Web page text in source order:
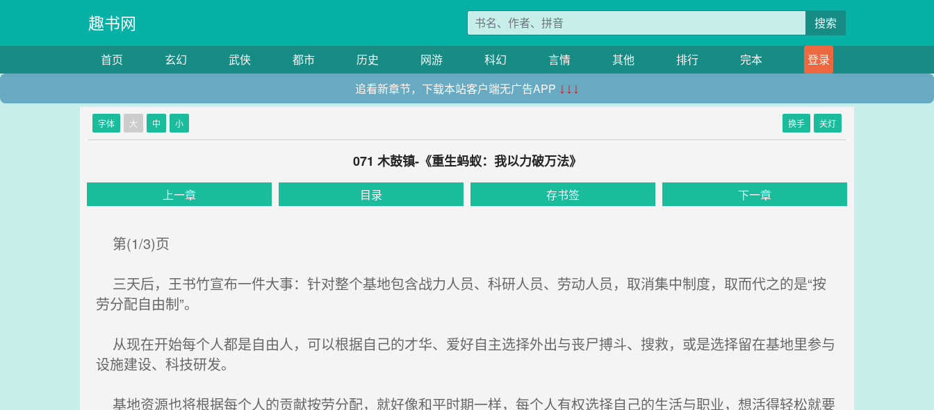
趣书网 搜索
首页 玄幻 武侠 都市 历史 网游 科幻 言情 其他 排行 完本
登录
追看新章节，下载本站客户端无广告APP ↓↓↓
字体 大 中 小 换手 关灯
071 木鼓镇-《重生蚂蚁：我以力破万法》
上一章 目录 存书签 下一章
第(1/3)页
三天后，王书竹宣布一件大事：针对整个基地包含战力人员、科研人员、劳动人员，取消集中制度，取而代之的是“按
劳分配自由制”。
从现在开始每个人都是自由人，可以根据自己的才华、爱好自主选择外出与丧尸搏斗、搜救，或是选择留在基地里参与
设施建设、科技研发。
基地资源也将根据每个人的贡献按劳分配，就好像和平时期一样，每个人有权选择自己的生活与职业，想活得轻松就要